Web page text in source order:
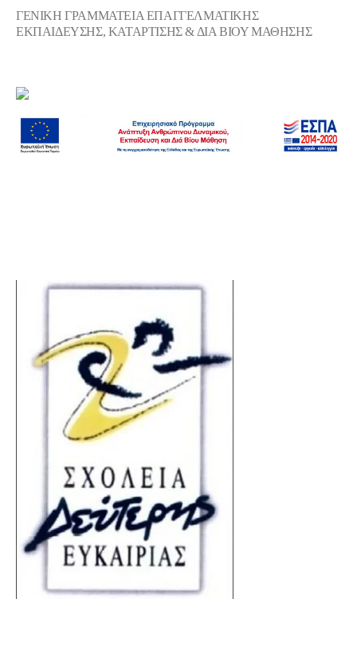
ΓΕΝΙΚΗ ΓΡΑΜΜΑΤΕΙΑ ΕΠΑΓΓΕΛΜΑΤΙΚΗΣ
ΕΚΠΑΙΔΕΥΣΗΣ, ΚΑΤΑΡΤΙΣΗΣ & ΔΙΑ ΒΙΟΥ ΜΑΘΗΣΗΣ